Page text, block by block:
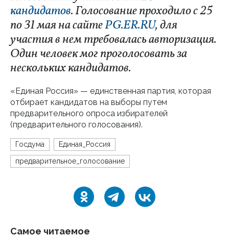
кандидатов. Голосование проходило с 25
по 31 мая на сайтеPG.ER.RU, для
участия в нем требовалась авторизация.
Один человек мог проголосовать за
нескольких кандидатов.
«Единая Россия» — единственная партия, которая
отбирает кандидатов на выборы путем
предварительного опроса избирателей
(предварительного голосования).
Госдума Единая_Россия
предварительное_голосование
Самое читаемое